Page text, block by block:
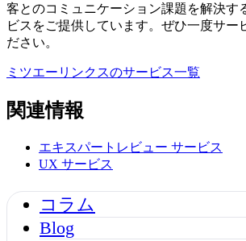
客とのコミュニケーション課題を解決す
ビスをご提供しています。ぜひ一度サー
ださい。
ミツエーリンクスのサービス一覧
関連情報
エキスパートレビュー サービス
UX サービス
コラム
Blog